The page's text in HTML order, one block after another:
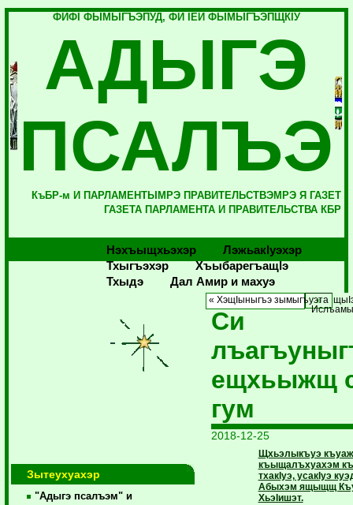
ФИФI ФЫМЫГЪЭПУД, ФИ IЕЙ ФЫМЫГЪЭПЩКIУ
АДЫГЭ
ПСАЛЪЭ
КъБР-м И ПАРЛАМЕНТЫМРЭ ПРАВИТЕЛЬСТВЭМРЭ Я ГАЗЕТ
ГАЗЕТА ПАРЛАМЕНТА И ПРАВИТЕЛЬСТВА КБР
Нэхъыщхьэхэр
Лэжьакlуэхэр
Тхыгъэхэр
Хъыбарегъащlэ
Тхыдэ
Дал Амир и махуэ
Зытеухуахэр
"Адыгэ псалъэм" и
« ХэщIыныгъэ зымыгъуэта
Си
ещхьыжщ
гум
2018-12-25
Щхьэлыкъуэ
къыщалъхуахэм
тхакIуэ, усакIуэ
Абыхэм ящыщщ
ХьэIишэт.